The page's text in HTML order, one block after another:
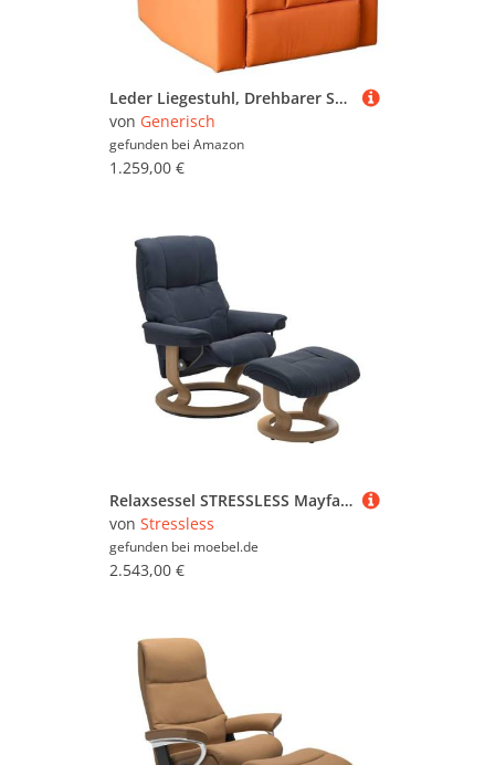
Leder Liegestuhl, Drehbarer Sessel mit verstellbarem Beinhalter, Getränkehalter, Seitentasche, Schaukelstuhl für Wohnzimmer (orange)
von Generisch
gefunden bei Amazon
1.259,00 €
Relaxsessel STRESSLESS Mayfair , blau (oxford blau paloma), B:79cm H:101cm T:73cm, Leder BATICK: BATICK ist ein leicht korrigiertes, durchgefärbtes und genarbtes Möbelleder, bei dem die meisten Unebenheiten und Spuren in der Regel entfernt wurden.;Leder P
von Stressless
gefunden bei moebel.de
2.543,00 €